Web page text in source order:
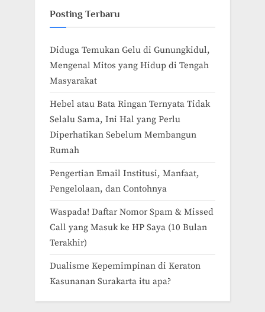
Posting Terbaru
Diduga Temukan Gelu di Gunungkidul,
Mengenal Mitos yang Hidup di Tengah
Masyarakat
Hebel atau Bata Ringan Ternyata Tidak
Selalu Sama, Ini Hal yang Perlu
Diperhatikan Sebelum Membangun
Rumah
Pengertian Email Institusi, Manfaat,
Pengelolaan, dan Contohnya
Waspada! Daftar Nomor Spam & Missed
Call yang Masuk ke HP Saya (10 Bulan
Terakhir)
Dualisme Kepemimpinan di Keraton
Kasunanan Surakarta itu apa?